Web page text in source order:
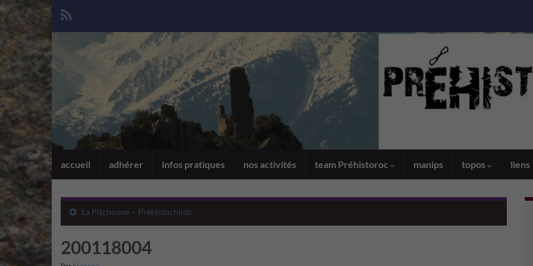
accueil adhérer infos pratiques nos activités team Préhistoroc manips topos liens
La Pitchoune – Préhistochilds
200118004